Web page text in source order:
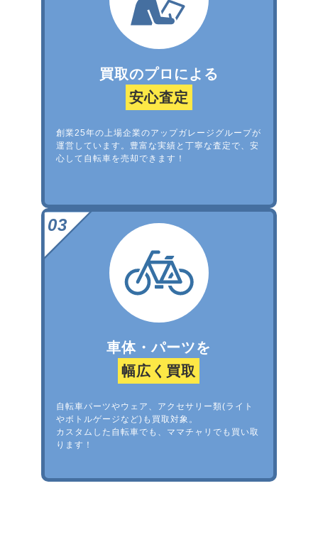
買取のプロによる
安心査定
創業25年の上場企業のアップガレージグループが
運営しています。豊富な実績と丁寧な査定で、安
心して自転車を売却できます！
車体・パーツを
幅広く買取
自転車パーツやウェア、アクセサリー類(ライト
やボトルゲージなど)も買取対象。
カスタムした自転車でも、ママチャリでも買い取
ります！